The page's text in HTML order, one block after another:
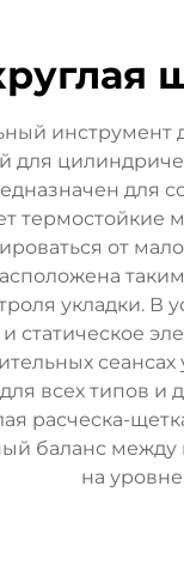
для
для
термостойкие
от
укладки. В
сеансах
всех типов
расческа-
баланс
на